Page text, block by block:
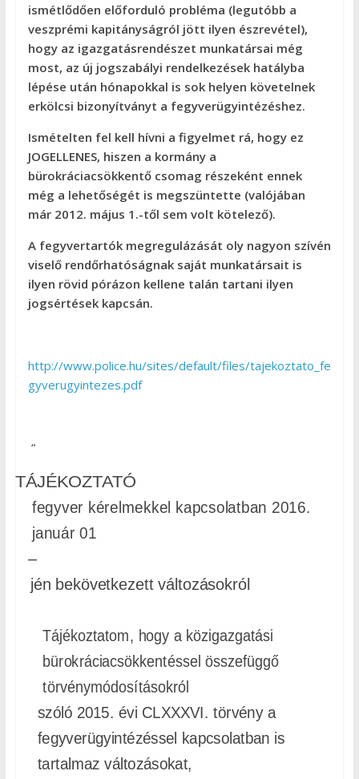
ismétlődően előforduló probléma (legutóbb a
veszprémi kapitányságról jött ilyen észrevétel),
hogy az igazgatásrendészet munkatársai még
most, az új jogszabályi rendelkezések hatályba
lépése után hónapokkal is sok helyen követelnek
erkölcsi bizonyítványt a fegyverügyintézéshez.
Ismételten fel kell hívni a figyelmet rá, hogy ez
JOGELLENES, hiszen a kormány a
bürokráciacsökkentő csomag részeként ennek
még a lehetőségét is megszüntette (valójában
már 2012. május 1.-től sem volt kötelező).
A fegyvertartók megregulázását oly nagyon szívén
viselő rendőrhatóságnak saját munkatársait is
ilyen rövid pórázon kellene talán tartani ilyen
jogsértések kapcsán.
http://www.police.hu/sites/default/files/tajekoztato_fe
gyverugyintezes.pdf
“
TÁJÉKOZTATÓ
fegyver kérelmekkel kapcsolatban 2016.
január 01
–
jén bekövetkezett változásokról
Tájékoztatom, hogy a közigazgatási
bürokráciacsökkentéssel összefüggő
törvénymódosításokról
szóló 2015. évi CLXXXVI. törvény a
fegyverügyintézéssel kapcsolatban is
tartalmaz változásokat,